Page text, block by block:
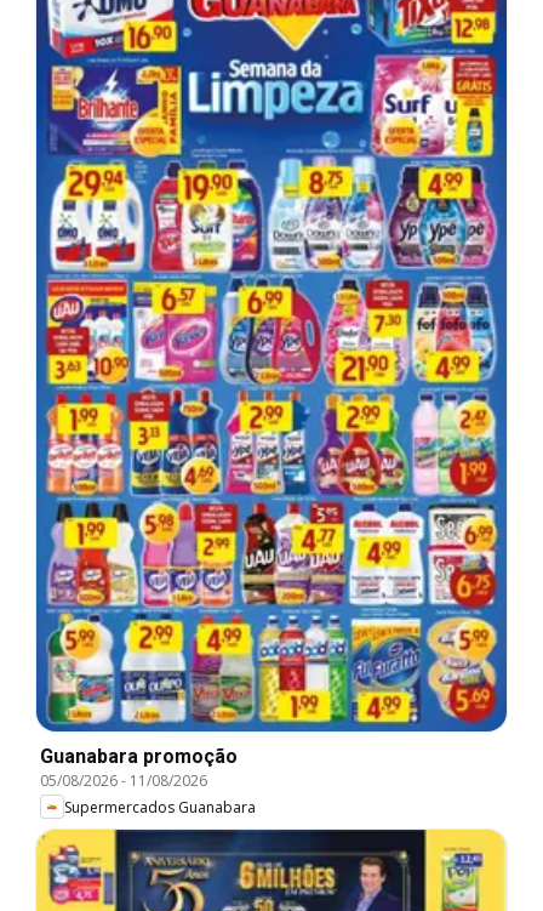
Guanabara promoção
05/08/2026- 11/08/2026
Supermercados Guanabara